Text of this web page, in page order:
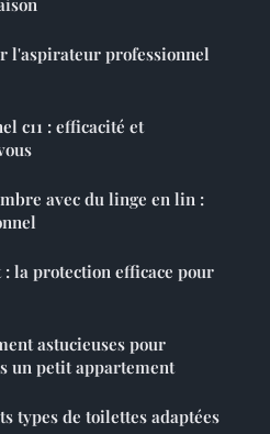
l'aspirateur professionnel
c11 : efficacité et
avec du linge en lin :
: la protection efficace pour
astucieuses pour
un petit appartement
types de toilettes adaptées